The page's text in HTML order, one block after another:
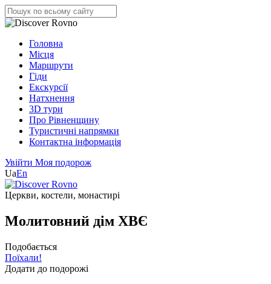
Головна
Місця
Маршрути
Гіди
Екскурсії
Натхнення
3D тури
Про Рівненщину
Туристичні напрямки
Контактна інформація
Увійти Моя подорож
UaEn
Церкви, костели, монастирі
Молитовний дім ХВЄ
Подобається
Поїхали!
Додати до подорожі